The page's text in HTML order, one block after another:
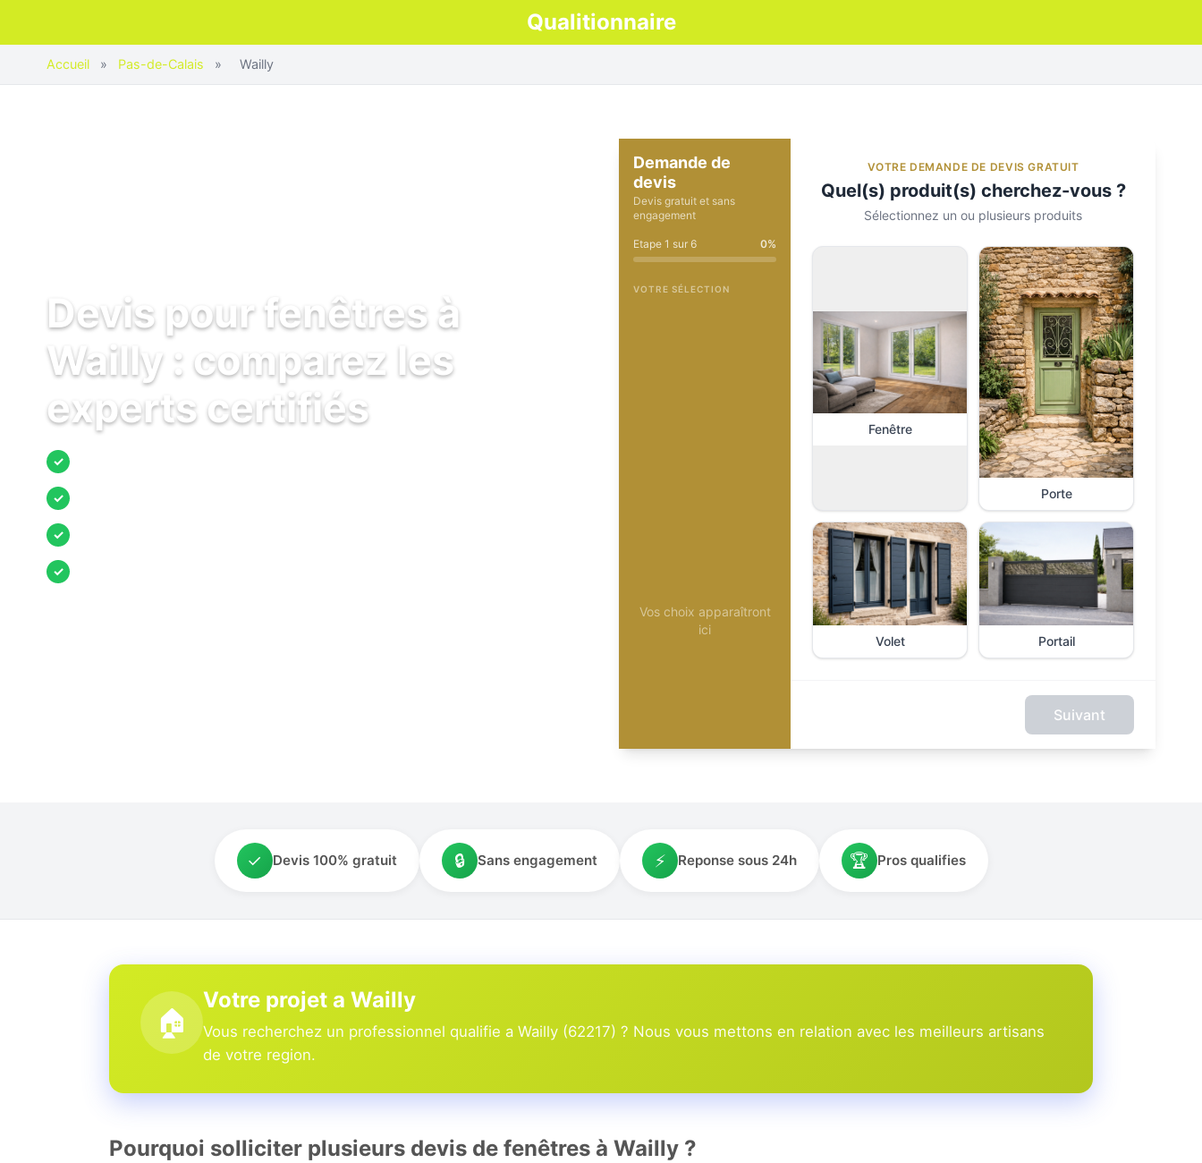
Qualitionnaire
Accueil » Pas-de-Calais » Wailly
Devis pour fenêtres à
Wailly : comparez les
experts certifiés
✓
✓
✓
✓
Demande de
devis
Devis gratuit et sans
engagement
Etape 1 sur 6 0%
VOTRE SÉLECTION
Vos choix apparaîtront
ici
VOTRE DEMANDE DE DEVIS GRATUIT
Quel(s) produit(s) cherchez-vous ?
Sélectionnez un ou plusieurs produits
Fenêtre
Porte
Volet Portail
Suivant
✓ Devis 100% gratuit 🔒 Sans engagement ⚡ Reponse sous 24h 🏆 Pros qualifies
🏠
Votre projet a Wailly
Vous recherchez un professionnel qualifie a Wailly (62217) ? Nous vous mettons en relation avec les meilleurs artisans
de votre region.
Pourquoi solliciter plusieurs devis de fenêtres à Wailly ?